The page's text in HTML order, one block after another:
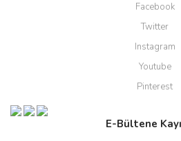
Facebook
Twitter
Instagram
Youtube
Pinterest
E-Bültene